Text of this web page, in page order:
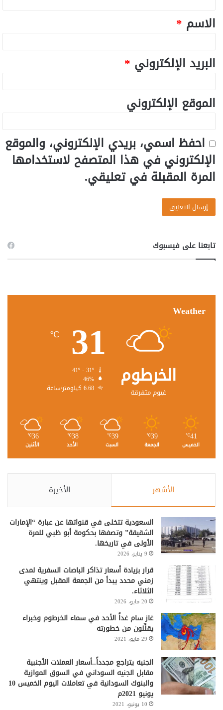
الاسم *
البريد الإلكتروني *
الموقع الإلكتروني
احفظ اسمي، بريدي الإلكتروني، والموقع
الإلكتروني في هذا المتصفح لاستخدامها
المرة المقبلة في تعليقي.
تابعنا على فيسبوك
Weather
الخرطوم
غيوم متفرقة
31
℃
46%
6.68 كيلومتر/ساعة
41
℃
الخميس
39
℃
الجمعة
39
℃
السبت
38
℃
الأحد
36
℃
الأثنين
الأشهر الأخيرة
السعودية تتخلى في قنواتها عن عبارة “الإمارات
الشقيقة” وتصفها بحكومة أبو ظبي للمرة
الأولى في تاريخها.
9 يناير، 2026
قرار بزيادة أسعار تذاكر الباصات السفرية لمدى
زمني محدد يبدأ من الجمعة المقبل وينتهي
الثلاثاء.
20 مايو، 2026
غاز سام غداً الأحد في سماء الخرطوم وخبراء
يقلِّلون من خطورته
29 مايو، 2021
الجنيه يتراجع مجدداً..أسعار العملات الأجنبية
مقابل الجنيه السوداني في السوق الموازية
والبنوك السودانية في تعاملات اليوم الخميس 10
يونيو 2021م
10 يونيو، 2021